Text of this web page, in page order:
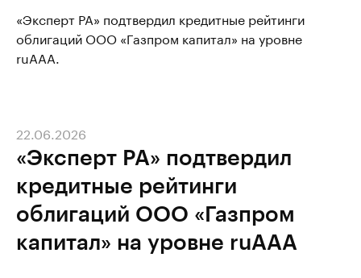
«Эксперт РА» подтвердил кредитные рейтинги
облигаций ООО «Газпром капитал» на уровне
ruAAA.
«Эксперт РА» подтвердил
кредитные рейтинги
облигаций ООО «Газпром
капитал» на уровне ruAAA
22.06.2026